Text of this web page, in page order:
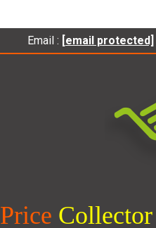
Email : [email protected]
Price Collector